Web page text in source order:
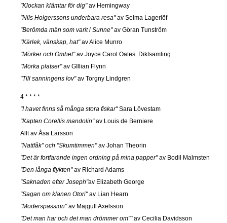
"Klockan klämtar för dig"av Hemingway
"Nils Holgerssons underbara resa"av Selma Lagerlöf
"Berömda män som varit i Sunne"av Göran Tunström
"Kärlek, vänskap, hat"av Alice Munro
"Mörker och Ömhet"av Joyce Carol Oates. Diktsamling.
"Mörka platser"av GIllian Flynn
"Till sanningens lov"av Torgny Lindgren
4 * * * *
"I havet finns så många stora fiskar"Sara Lövestam
"Kapten Corellis mandolin"av Louis de Berniere
Allt av Åsa Larsson
"Nattfåk" och "Skumtimmen"av Johan Theorin
"Det är fortfarande ingen ordning på mina papper"av Bodil Malmsten
"Den långa flykten"av Richard Adams
"Saknaden efter Joseph"av Elizabeth George
"Sagan om klanen Otori"av Lian Hearn
"Moderspassion"av Majgull Axelsson
"Det man har och det man drömmer om""av Cecilia Davidsson